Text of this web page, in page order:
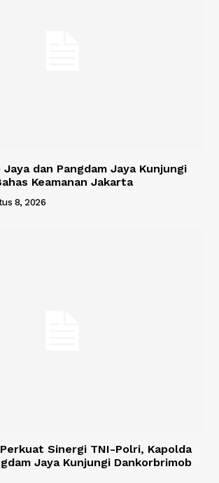
dan Pangdam Jaya Kunjungi
Keamanan Jakarta
8, 2026
Perkuat Sinergi TNI-Polri, Kapolda
Jaya Kunjungi Dankorbrimob